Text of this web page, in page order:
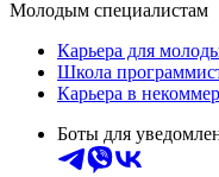
Молодым специалистам
Карьера для
Школа
Карьера в
Боты для